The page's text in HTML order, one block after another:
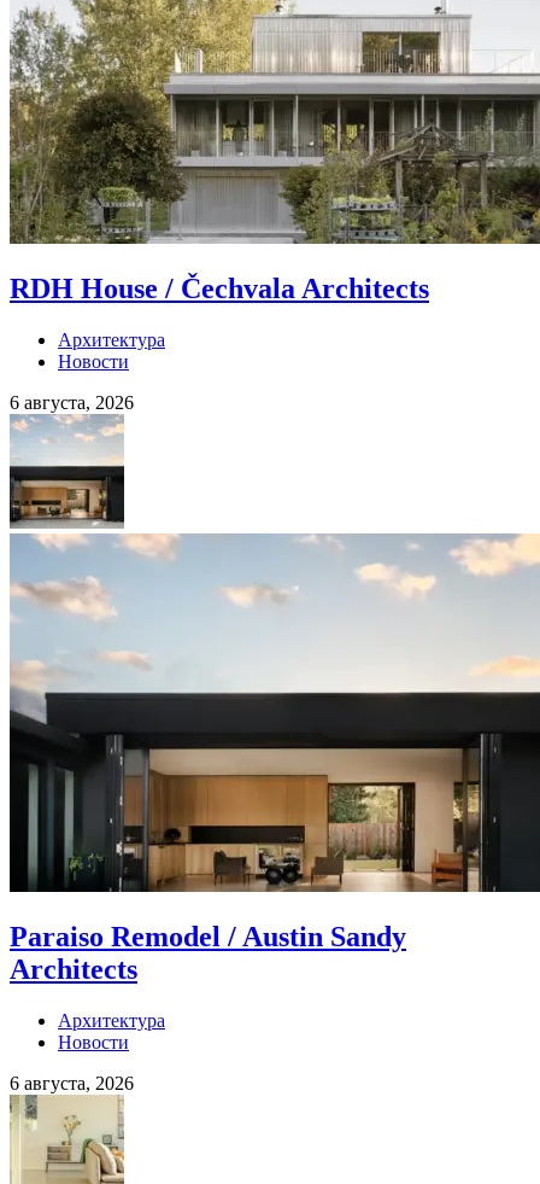
RDH House / Čechvala Architects
Архитектура
Новости
6 августа, 2026
Paraiso Remodel / Austin Sandy
Architects
Архитектура
Новости
6 августа, 2026